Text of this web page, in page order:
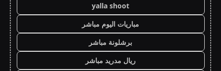
yalla shoot
مباريات اليوم مباشر
برشلونة مباشر
ريال مدريد مباشر